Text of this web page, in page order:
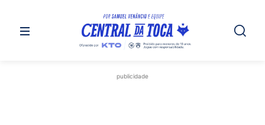
publicidade